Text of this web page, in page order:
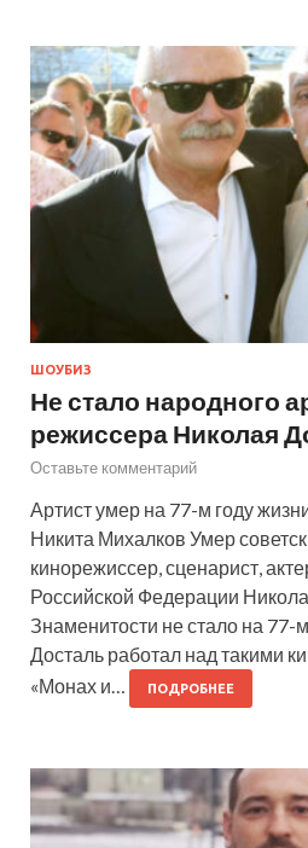
ШОУБИЗ
Не стало народного
режиссера Николая
Оставьте комментарий
Артист умер на 77-м году
Никита Михалков Умер
кинорежиссер, сценарист,
Российской Федерации
Знаменитости не стало на 77-
Досталь работал над такими
«Монах и…
ПОДРОБНЕЕ